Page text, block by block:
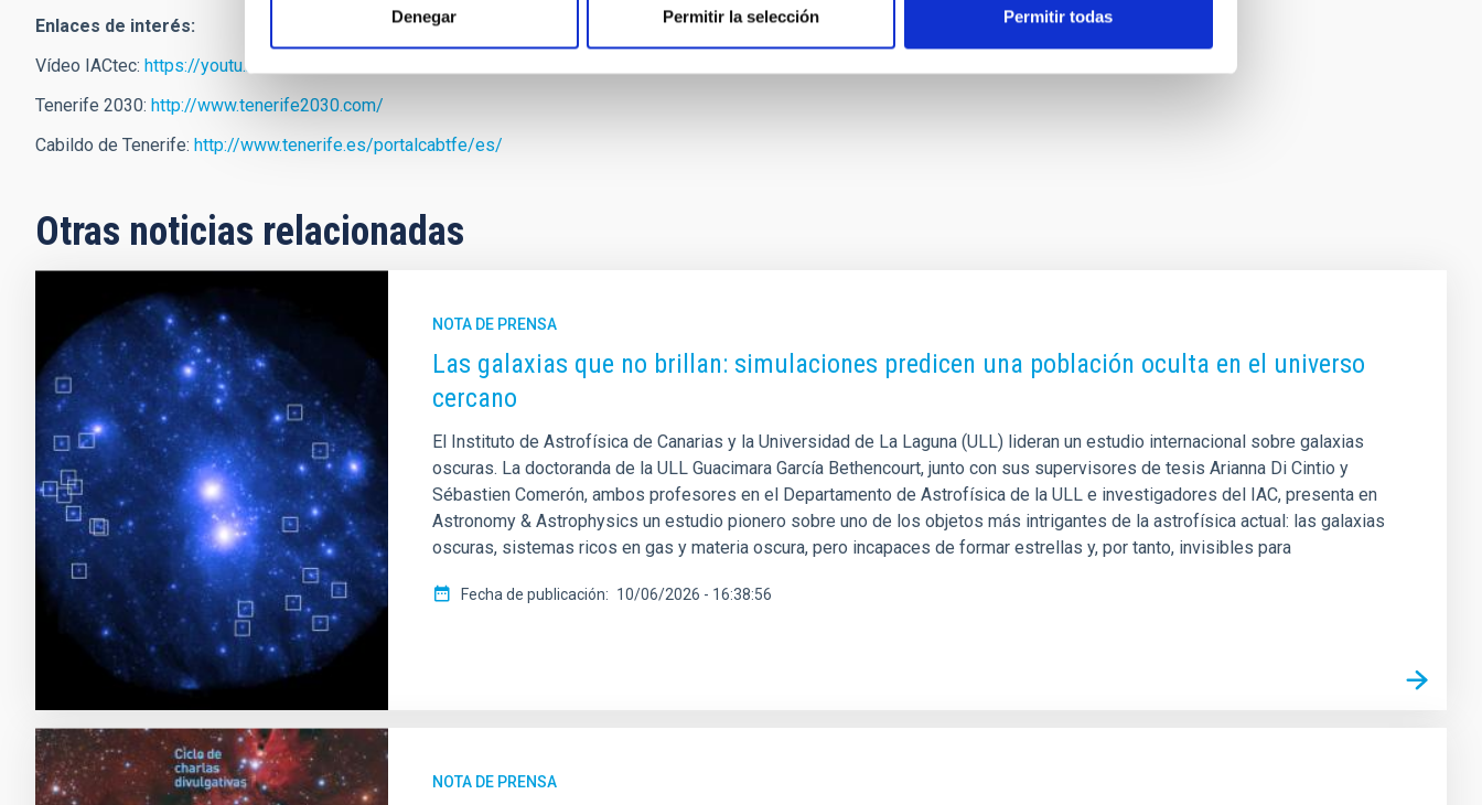
Denegar Permitir la selección Permitir todas
Enlaces de interés:
Vídeo IACtec: https://youtu.be/W_xwf7JV59E
Tenerife 2030: http://www.tenerife2030.com/
Cabildo de Tenerife: http://www.tenerife.es/portalcabtfe/es/
Otras noticias relacionadas
NOTA DE PRENSA
Las galaxias que no brillan: simulaciones predicen una población oculta en el universo
cercano
El Instituto de Astrofísica de Canarias y la Universidad de La Laguna (ULL) lideran un estudio internacional sobre galaxias
oscuras. La doctoranda de la ULL Guacimara García Bethencourt, junto con sus supervisores de tesis Arianna Di Cintio y
Sébastien Comerón, ambos profesores en el Departamento de Astrofísica de la ULL e investigadores del IAC, presenta en
Astronomy & Astrophysics un estudio pionero sobre uno de los objetos más intrigantes de la astrofísica actual: las galaxias
oscuras, sistemas ricos en gas y materia oscura, pero incapaces de formar estrellas y, por tanto, invisibles para
Fecha de publicación 10/06/2026 - 16:38:56
NOTA DE PRENSA